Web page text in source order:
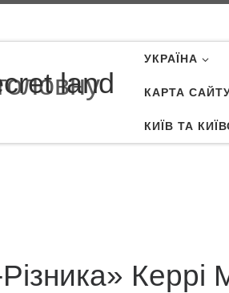
land
УКРАЇНА
КАРТА
КИЇВ ТА
Керрі